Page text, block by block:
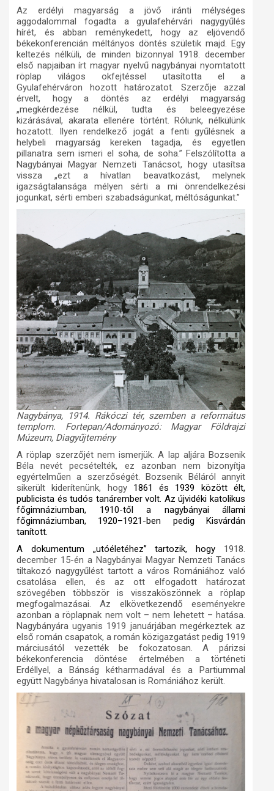
Az erdélyi magyarság a jövő iránti mélységes
aggodalommal fogadta a gyulafehérvári nagygyűlés
hírét, és abban reménykedett, hogy az eljövendő
békekonferencián méltányos döntés születik majd. Egy
keltezés nélküli, de minden bizonnyal 1918. december
első napjaiban írt magyar nyelvű nagybányai nyomtatott
röplap világos okfejtéssel utasította el a
Gyulafehérváron hozott határozatot. Szerzője azzal
érvelt, hogy a döntés az erdélyi magyarság
„megkérdezése nélkül, tudta és beleegyezése
kizárásával, akarata ellenére történt. Rólunk, nélkülünk
hozatott. Ilyen rendelkező jogát a fenti gyűlésnek a
helybeli magyarság kereken tagadja, és egyetlen
pillanatra sem ismeri el soha, de soha.” Felszólította a
Nagybányai Magyar Nemzeti Tanácsot, hogy utasítsa
vissza „ezt a hívatlan beavatkozást, melynek
igazságtalansága mélyen sérti a mi önrendelkezési
jogunkat, sérti emberi szabadságunkat, méltóságunkat.”
Nagybánya, 1914. Rákóczi tér, szemben a református
templom. Fortepan/Adományozó: Magyar Földrajzi
Múzeum, Diagyűjtemény
A röplap szerzőjét nem ismerjük. A lap aljára Bozsenik
Béla nevét pecsételték, ez azonban nem bizonyítja
egyértelműen a szerzőségét. Bozsenik Béláról annyit
sikerült kiderítenünk, hogy 1861 és 1939 között élt,
publicista és tudós tanárember volt. Az újvidéki katolikus
főgim­náziumban, 1910-től a nagybányai állami
főgimnáziumban, 1920–1921-ben pedig Kisvárdán
tanított.
A dokumentum „utóéletéhez” tartozik, hogy 1918.
december 15-én a Nagybányai Magyar Nemzeti Tanács
tiltakozó nagygyűlést tartott a város Romániához való
csatolása ellen, és az ott elfogadott határozat
szövegében többször is visszaköszönnek a röplap
megfogalmazásai. Az elkövetkezendő eseményekre
azonban a röplapnak nem volt – nem lehetett – hatása.
Nagybányára ugyanis 1919 januárjában megérkeztek az
első román csapatok, a román közigazgatást pedig 1919
márciusától vezették be fokozatosan. A párizsi
békekonferencia döntése értelmében a történeti
Erdéllyel, a Bánság kétharmadával és a Partiummal
együtt Nagybánya hivatalosan is Romániához került.